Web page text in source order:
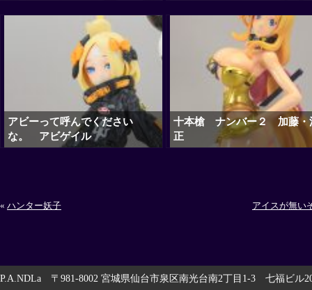
アビーって呼んでください
な。 アビゲイル
十本槍 ナンバー２ 加藤・
正
« ハンター妖子 アイスが無い
P.A.NDLa 〒981-8002 宮城県仙台市泉区南光台南2丁目1-3 七福ビル